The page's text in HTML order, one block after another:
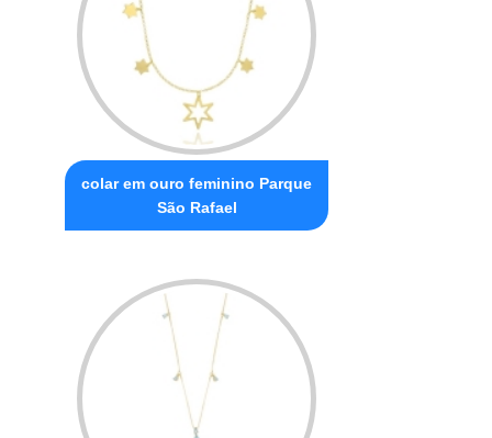
colar em ouro feminino Parque
São Rafael